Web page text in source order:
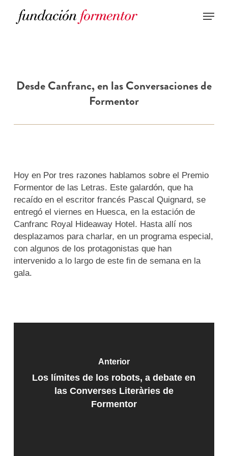
Desde Canfranc, en las Conversaciones de
Formentor
Hoy en Por tres razones hablamos sobre el Premio
Formentor de las Letras. Este galardón, que ha
recaído en el escritor francés Pascal Quignard, se
entregó el viernes en Huesca, en la estación de
Canfranc Royal Hideaway Hotel. Hasta allí nos
desplazamos para charlar, en un programa especial,
con algunos de los protagonistas que han
intervenido a lo largo de este fin de semana en la
gala.
Anterior
Los límites de los robots, a debate en
las Converses Literàries de
Formentor